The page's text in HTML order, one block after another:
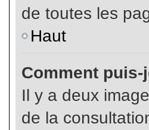
de toutes les
Haut
Comment
Il y a deux
de la